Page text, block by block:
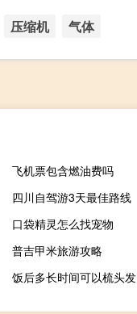
压缩机 气体
飞机票包含燃油费吗
四川自驾游3天最佳路线
口袋精灵怎么找宠物
普吉甲米旅游攻略
饭后多长时间可以梳头发